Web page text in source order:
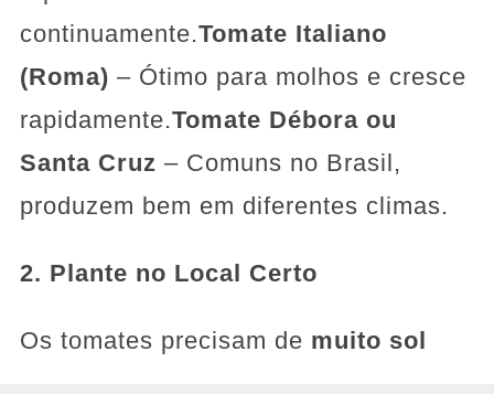
continuamente.Tomate Italiano
(Roma) – Ótimo para molhos e cresce
rapidamente.Tomate Débora ou
Santa Cruz – Comuns no Brasil,
produzem bem em diferentes climas.
2. Plante no Local Certo
Os tomates precisam de muito sol